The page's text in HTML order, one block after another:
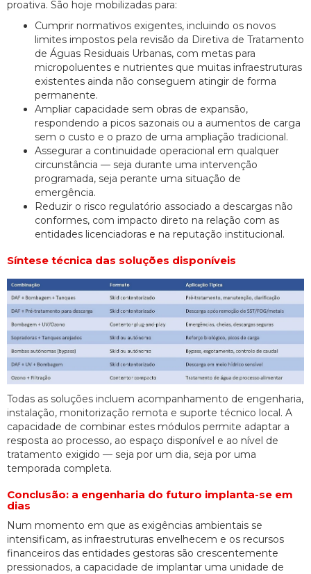
proativa. São hoje mobilizadas para:
Cumprir normativos exigentes, incluindo os novos
limites impostos pela revisão da Diretiva de Tratamento
de Águas Residuais Urbanas, com metas para
micropoluentes e nutrientes que muitas infraestruturas
existentes ainda não conseguem atingir de forma
permanente.
Ampliar capacidade sem obras de expansão,
respondendo a picos sazonais ou a aumentos de carga
sem o custo e o prazo de uma ampliação tradicional.
Assegurar a continuidade operacional em qualquer
circunstância — seja durante uma intervenção
programada, seja perante uma situação de
emergência.
Reduzir o risco regulatório associado a descargas não
conformes, com impacto direto na relação com as
entidades licenciadoras e na reputação institucional.
Síntese técnica das soluções disponíveis
Todas as soluções incluem acompanhamento de engenharia,
instalação, monitorização remota e suporte técnico local. A
capacidade de combinar estes módulos permite adaptar a
resposta ao processo, ao espaço disponível e ao nível de
tratamento exigido — seja por um dia, seja por uma
temporada completa.
Conclusão: a engenharia do futuro implanta-se em
dias
Num momento em que as exigências ambientais se
intensificam, as infraestruturas envelhecem e os recursos
financeiros das entidades gestoras são crescentemente
pressionados, a capacidade de implantar uma unidade de